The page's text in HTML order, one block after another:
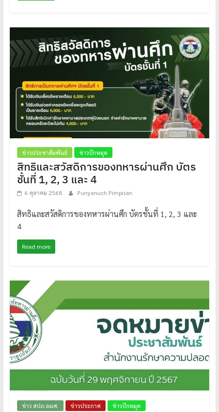
ข่าวประชาสัมพันธ์ ข่าวปักหมุด
สิทธิและสวัสดิการของทหารผ่านศึก บัตร
ชั้นที่ 1, 2, 3 และ 4
6 ตุลาคม 2568 Punyanuch Pimpisan
สิทธิและสวัสดิการของทหารผ่านศึก บัตรชั้นที่ 1, 2, 3 และ
4
Read more
ข่าว สปภ.อผศ. ข่าวประกาศ ข่าวปักหมุด